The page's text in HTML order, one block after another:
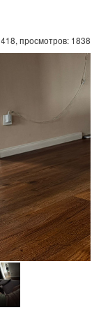
просмотров: 1838